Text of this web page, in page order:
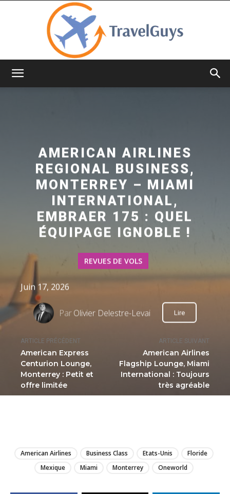
ARTICLE PRÉCÉDENT
American Express
Centurion Lounge,
Monterrey : Petit et
offre limitée
ARTICLE SUIVANT
American Airlines
Flagship Lounge, Miami
International : Toujours
très agréable
AMERICAN AIRLINES
REGIONAL BUSINESS,
MONTERREY – MIAMI
INTERNATIONAL,
EMBRAER 175 : QUEL
ÉQUIPAGE IGNOBLE !
REVUES DE VOLS
Juin 17, 2026
ParOlivier Delestre-Levai Lire
American Airlines Business Class Etats-Unis
Floride
Mexique
Miami Monterrey Oneworld